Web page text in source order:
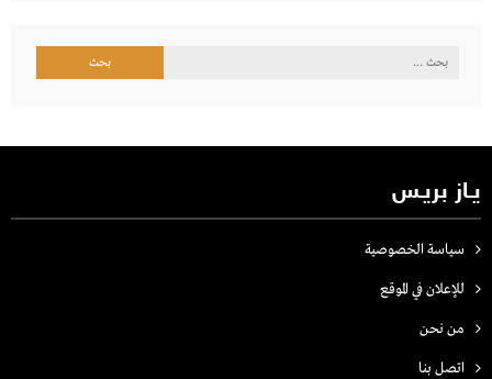
البحث
يـاز بريـس
سياسة الخصوصية
للإعلان في الموقع
من نحن
اتصل بنـا